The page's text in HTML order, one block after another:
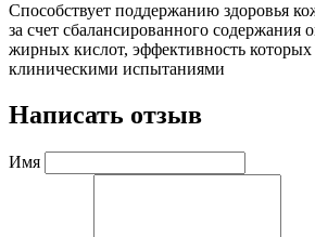
Способствует поддержанию здоровья
за счет сбалансированного содержания
жирных кислот, эффективность которых
клиническими испытаниями
Написать отзыв
Имя